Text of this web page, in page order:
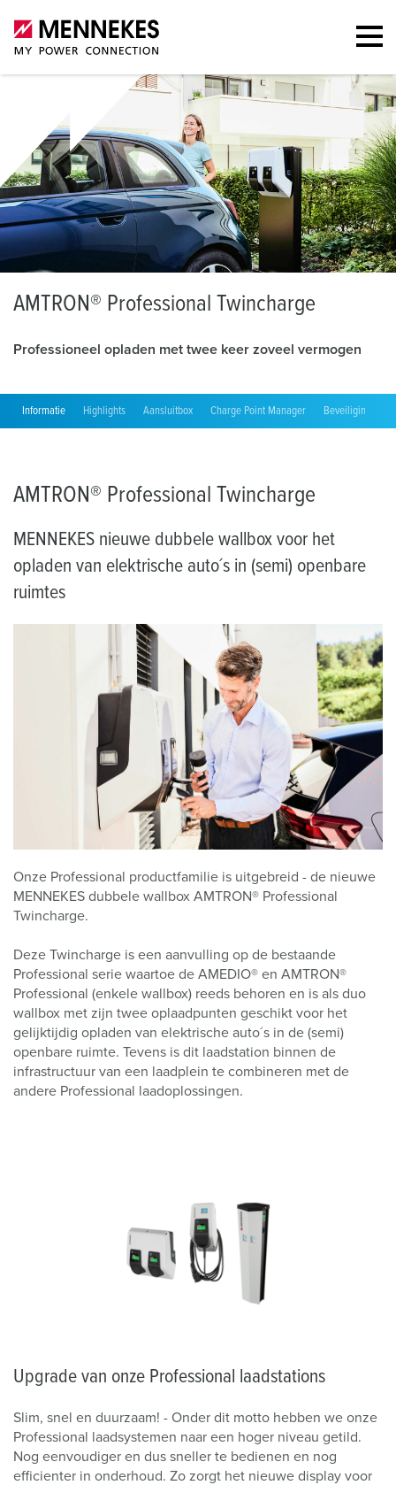
AMTRON® Professional Twincharge
Professioneel opladen met twee keer zoveel vermogen
Informatie Highlights Aansluitbox Charge Point Manager
AMTRON® Professional Twincharge
MENNEKES nieuwe dubbele wallbox voor het
opladen van elektrische auto´s in (semi) openbare
ruimtes
Onze Professional productfamilie is uitgebreid - de nieuwe
MENNEKES dubbele wallbox AMTRON® Professional
Twincharge.
Deze Twincharge is een aanvulling op de bestaande
Professional serie waartoe de AMEDIO® en AMTRON®
Professional (enkele wallbox) reeds behoren en is als duo
wallbox met zijn twee oplaadpunten geschikt voor het
gelijktijdig opladen van elektrische auto´s in de (semi)
openbare ruimte. Tevens is dit laadstation binnen de
infrastructuur van een laadplein te combineren met de
andere Professional laadoplossingen.
Upgrade van onze Professional laadstations
Slim, snel en duurzaam! - Onder dit motto hebben we onze
Professional laadsystemen naar een hoger niveau getild.
Nog eenvoudiger en dus sneller te bedienen en nog
efficienter in onderhoud. Zo zorgt het nieuwe display voor